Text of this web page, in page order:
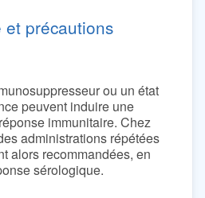
et précautions
ou un état
peuvent induire une
immunitaire. Chez
administrations répétées
alors recommandées, en
sérologique.